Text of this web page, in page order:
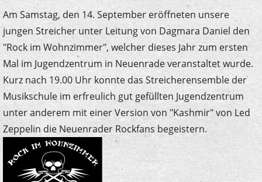
Am Samstag, den 14. September eröffneten unsere
jungen Streicher unter Leitung von Dagmara Daniel den
"Rock im Wohnzimmer", welcher dieses Jahr zum ersten
Mal im Jugendzentrum in Neuenrade veranstaltet wurde.
Kurz nach 19.00 Uhr konnte das Streicherensemble der
Musikschule im erfreulich gut gefüllten Jugendzentrum
unter anderem mit einer Version von "Kashmir" von Led
Zeppelin die Neuenrader Rockfans begeistern.